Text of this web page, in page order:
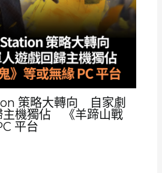
策略大轉向 自家劇
主機獨佔 《羊蹄山戰
平台